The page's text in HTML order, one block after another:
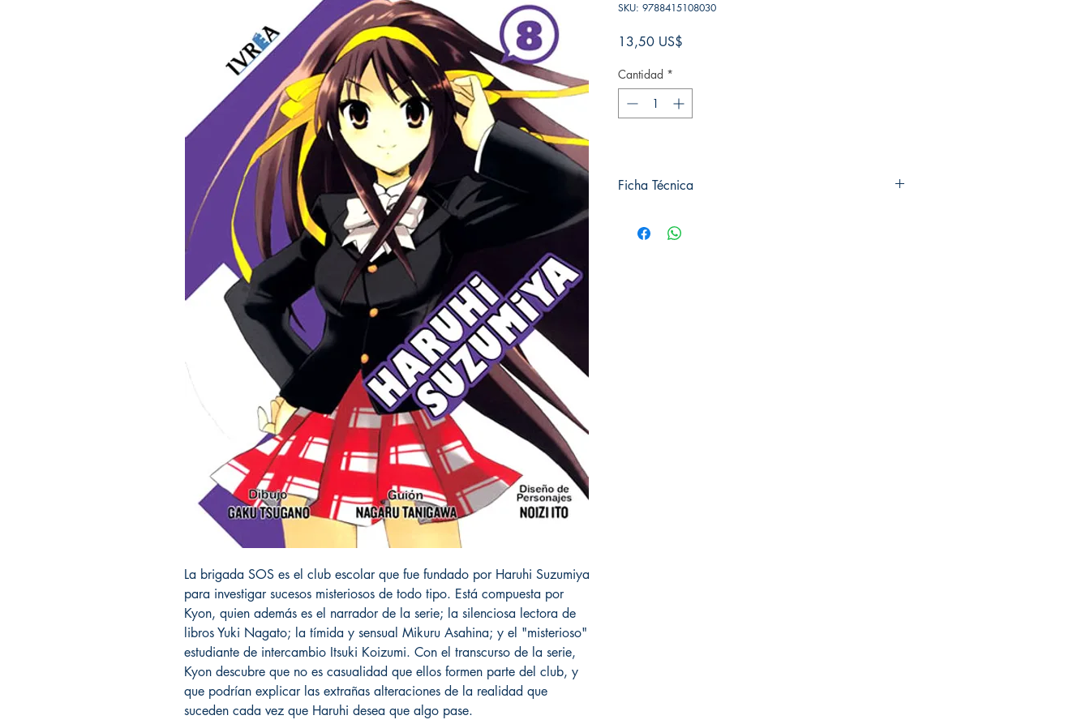
La brigada SOS es el club escolar que fue fundado por Haruhi Suzumiya
para investigar sucesos misteriosos de todo tipo. Está compuesta por
Kyon, quien además es el narrador de la serie; la silenciosa lectora de
libros Yuki Nagato; la tímida y sensual Mikuru Asahina; y el "misterioso"
estudiante de intercambio Itsuki Koizumi. Con el transcurso de la serie,
Kyon descubre que no es casualidad que ellos formen parte del club, y
que podrían explicar las extrañas alteraciones de la realidad que
suceden cada vez que Haruhi desea que algo pase.
SKU: 9788415108030
13,50 US$
Cantidad *
Ficha Técnica
Editorial: IVREA